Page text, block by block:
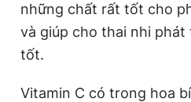
những chất rất tốt cho
và giúp cho thai nhi
tốt.
Vitamin C có trong hoa